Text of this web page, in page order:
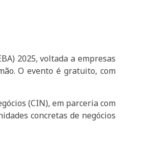
2025, voltada a empresas
O evento é gratuito, com
(CIN), em parceria com
concretas de negócios